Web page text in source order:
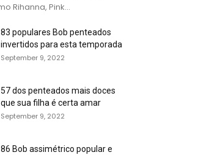
Rihanna, Pink...
83 populares Bob penteados
invertidos para esta temporada
September 9, 2022
57 dos penteados mais doces
que sua filha é certa amar
September 9, 2022
86 Bob assimétrico popular e